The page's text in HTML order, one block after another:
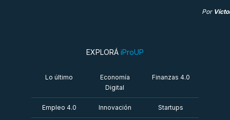
Por
EXPLORÁ iProUP
Lo último
Economía
Digital
Finanzas 4.0
Empleo 4.0 Innovación Startups